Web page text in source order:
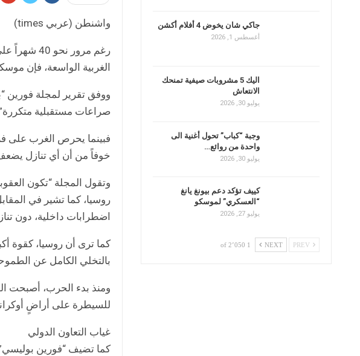
و شنطن (عربي times)
الغربية الواسعة، فإن
ووفق تقرير لمجلة فورين
صراعات مستقبلية
فبينما يحرص الغرب على
خوفاً من أن أي تنازل
وتقول المجلة “تكون
روسيا، كما تشير في
اضطرابات داخلية، دون
كما ترى أن روسيا، كقوة
بالتخلي الكامل عن
ومنذ بدء الحرب، أصبحت
للسيطرة على أراضٍ
غياب التعاون الدولي
كما تضيف “فورين
جاكي شان يخوض 4 أفلام أكشن
أغسطس 1, 2026
اليك 5 مشروبات صيفية تمنحك
الانتعاش
يوليو 30, 2026
وجبة “كباب” تحول أغنية الى
واحدة من روائع…
يوليو 30, 2026
كييف تؤكد دعم بيونغ يانغ
“العسكري” لموسكو
يوليو 27, 2026
NEXT 1 of 2٬050